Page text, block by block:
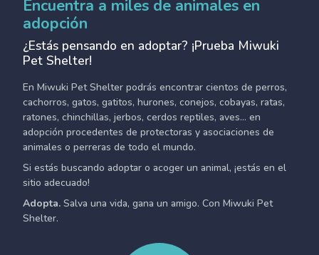
Encuentra a miles de animales en
adopción
¿Estás pensando en adoptar? ¡Prueba Miwuki
Pet Shelter!
En Miwuki Pet Shelter podrás encontrar cientos de perros,
cachorros, gatos, gatitos, hurones, conejos, cobayas, ratas,
ratones, chinchillas, jerbos, cerdos reptiles, aves... en
adopción procedentes de protectoras y asociaciones de
animales o perreras de todo el mundo.
Si estás buscando adoptar o acoger un animal, ¡estás en el
sitio adecuado!
Adopta. Salva una vida, gana un amigo. Con Miwuki Pet
Shelter.